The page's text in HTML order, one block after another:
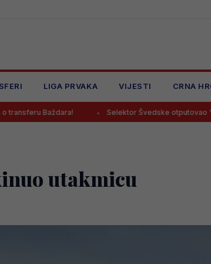
LIGA PRVAKA VIJESTI CRNA
Selektor Švedske otputovao “na noge”
utakmicu